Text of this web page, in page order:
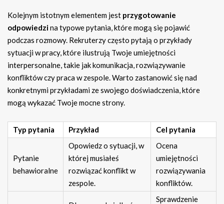
Kolejnym istotnym elementem jest przygotowanie
odpowiedzina typowe pytania, które mogą się pojawić
podczas rozmowy. Rekruterzy często pytają o przykłady
sytuacji w pracy, które ilustrują Twoje umiejętności
interpersonalne, takie jak komunikacja, rozwiązywanie
konfliktów czy praca w zespole. Warto zastanowić się nad
konkretnymi przykładami ze swojego doświadczenia, które
mogą wykazać Twoje mocne strony.
Typ pytania Przykład Cel pytania
Pytanie
behawioralne
Opowiedz o sytuacji, w
której musiałeś
rozwiązać konflikt w
zespole.
Ocena
umiejętności
rozwiązywania
konfliktów.
Sprawdzenie